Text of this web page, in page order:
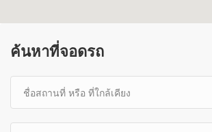
ค้นหาที่จอดรถ